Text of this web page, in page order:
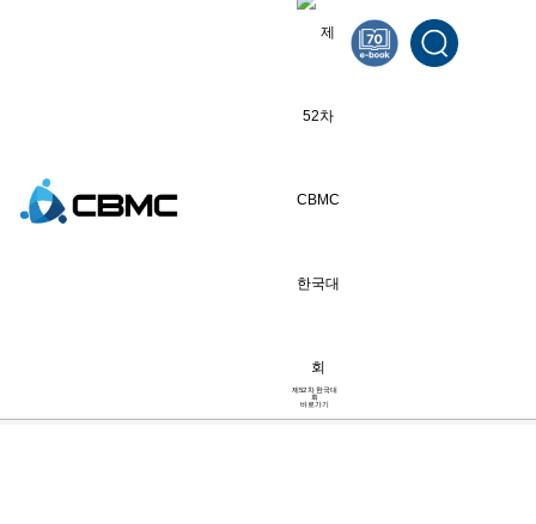
제52차 한국대
회
바로가기
[2025 월요만나] 6월 23일_하
나님을 영화롭게 하면서 비즈니
2025.06.20